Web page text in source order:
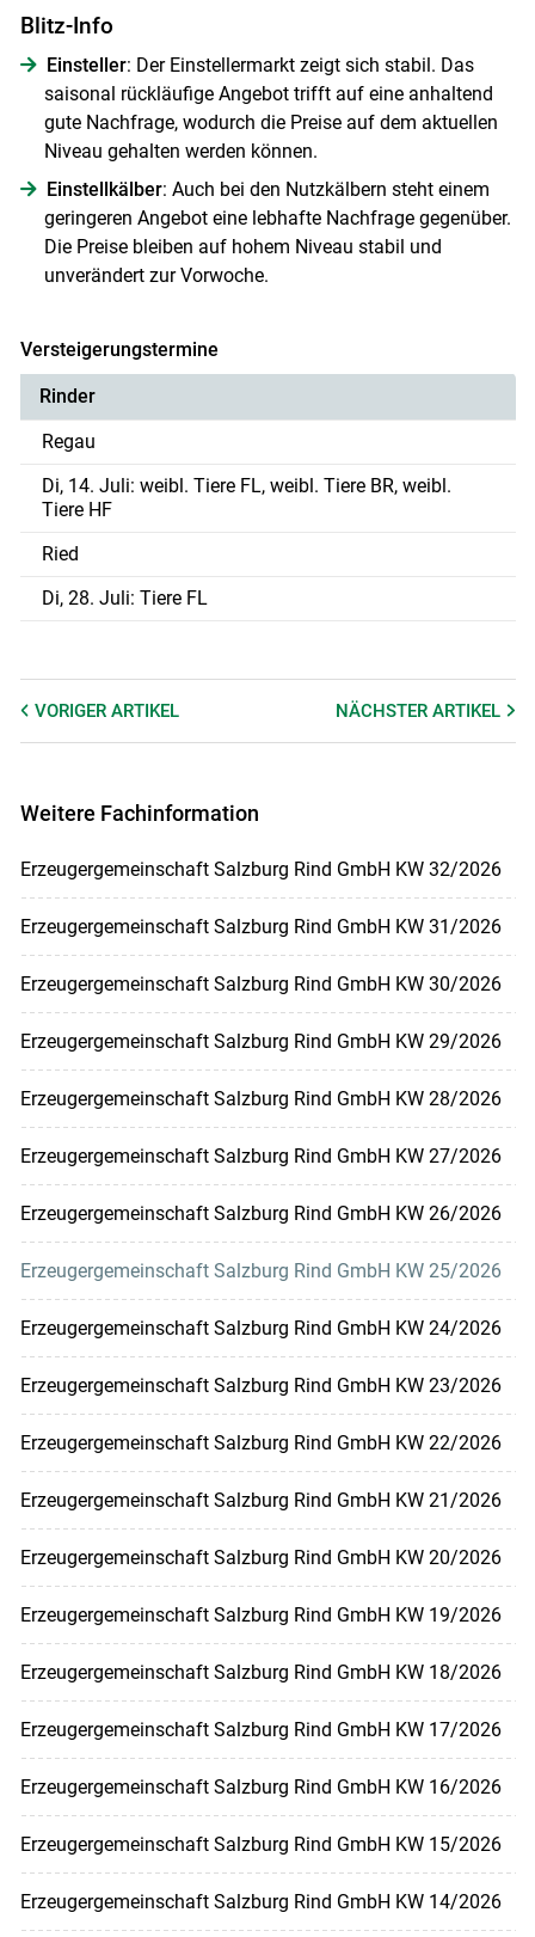
Blitz-Info
Einsteller: Der Einstellermarkt zeigt sich stabil. Das
saisonal rückläufige Angebot trifft auf eine anhaltend
gute Nachfrage, wodurch die Preise auf dem aktuellen
Niveau gehalten werden können.
Einstellkälber: Auch bei den Nutzkälbern steht einem
geringeren Angebot eine lebhafte Nachfrage gegenüber.
Die Preise bleiben auf hohem Niveau stabil und
unverändert zur Vorwoche.
Versteigerungstermine
Rinder
Regau
Di, 14. Juli: weibl. Tiere FL, weibl. Tiere BR, weibl.
Tiere HF
Ried
Di, 28. Juli: Tiere FL
VORIGER ARTIKEL NÄCHSTERARTIKEL
Weitere Fachinformation
Erzeugergemeinschaft Salzburg Rind GmbH KW 32/2026
Erzeugergemeinschaft Salzburg Rind GmbH KW 31/2026
Erzeugergemeinschaft Salzburg Rind GmbH KW 30/2026
Erzeugergemeinschaft Salzburg Rind GmbH KW 29/2026
Erzeugergemeinschaft Salzburg Rind GmbH KW 28/2026
Erzeugergemeinschaft Salzburg Rind GmbH KW 27/2026
Erzeugergemeinschaft Salzburg Rind GmbH KW 26/2026
Erzeugergemeinschaft Salzburg Rind GmbH KW 25/2026
Erzeugergemeinschaft Salzburg Rind GmbH KW 24/2026
Erzeugergemeinschaft Salzburg Rind GmbH KW 23/2026
Erzeugergemeinschaft Salzburg Rind GmbH KW 22/2026
Erzeugergemeinschaft Salzburg Rind GmbH KW 21/2026
Erzeugergemeinschaft Salzburg Rind GmbH KW 20/2026
Erzeugergemeinschaft Salzburg Rind GmbH KW 19/2026
Erzeugergemeinschaft Salzburg Rind GmbH KW 18/2026
Erzeugergemeinschaft Salzburg Rind GmbH KW 17/2026
Erzeugergemeinschaft Salzburg Rind GmbH KW 16/2026
Erzeugergemeinschaft Salzburg Rind GmbH KW 15/2026
Erzeugergemeinschaft Salzburg Rind GmbH KW 14/2026